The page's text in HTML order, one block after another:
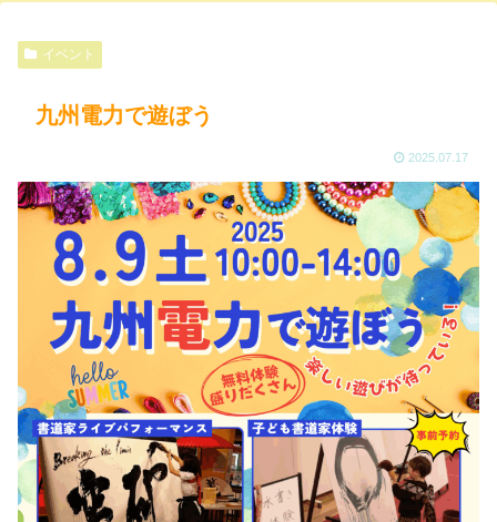
イベント
九州電力で遊ぼう
2025.07.17